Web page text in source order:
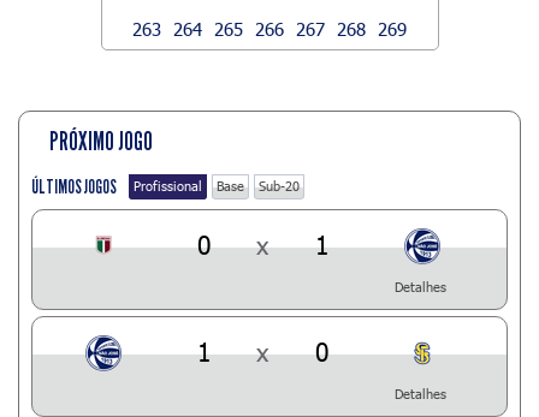
263
264 265 266 267 268 269
PRÓXIMO JOGO
ÚLTIMOS JOGOS Profissional Base Sub-20
0 x 1
Detalhes
1 x 0
Detalhes